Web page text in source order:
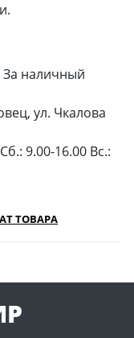
наличный
ул. Чкалова
9.00-16.00 Вс.:
ТОВАРА